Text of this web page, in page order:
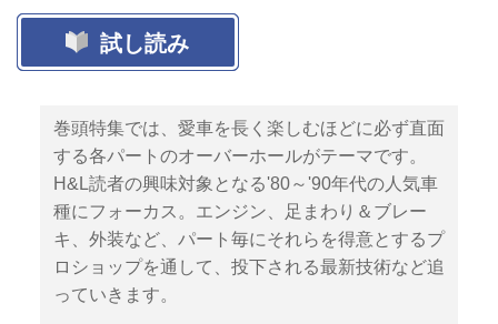
試し読み
巻頭特集では、愛車を長く楽しむほどに必ず直面
する各パートのオーバーホールがテーマです。
H&L読者の興味対象となる'80～'90年代の人気車
種にフォーカス。エンジン、足まわり＆ブレー
キ、外装など、パート毎にそれらを得意とするプ
ロショップを通して、投下される最新技術など追
っていきます。